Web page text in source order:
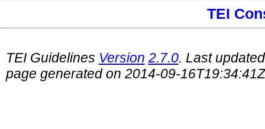
TEI
TEI Guidelines Version 2.7.0. Last
page generated on 2014-09-16T19:34:41Z